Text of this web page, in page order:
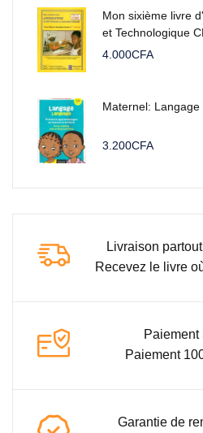
Mon sixième livre
et Technologique
4.000CFA
Maternel:
3.200CFA
Livraison
Recevez le livre
Paiement
Paiement
Garantie de